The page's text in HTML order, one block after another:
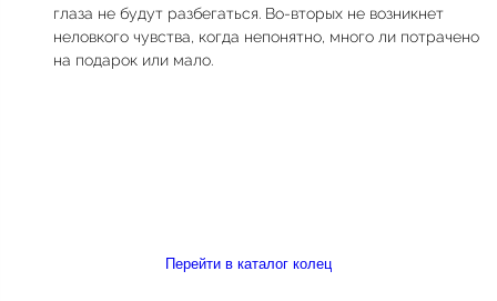
глаза не будут разбегаться. Во-вторых не возникнет
неловкого чувства, когда непонятно, много ли потрачено
на подарок или мало.
Перейти в каталог колец